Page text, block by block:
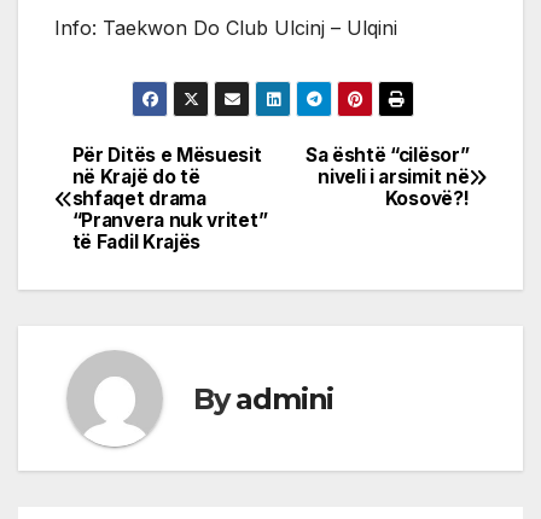
Info: Taekwon Do Club Ulcinj – Ulqini
Post
navigation
Sa është “cilësor”
niveli i arsimit në
Kosovë?!
Për Ditës e Mësuesit
në Krajë do të
shfaqet drama
“Pranvera nuk vritet”
të Fadil Krajës
Byadmini